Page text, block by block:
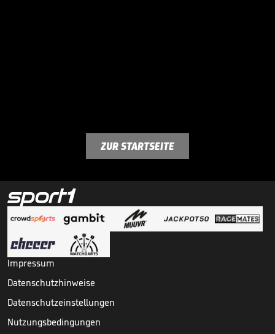
ZUR STARTSEITE
Impressum
Datenschutzhinweise
Datenschutzeinstellungen
Nutzungsbedingungen